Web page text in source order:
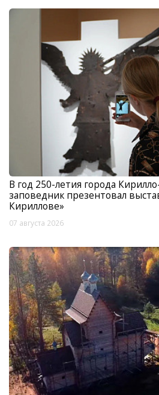
В год 250-летия города
заповедник презентовал
Кириллове»
07 августа 2026